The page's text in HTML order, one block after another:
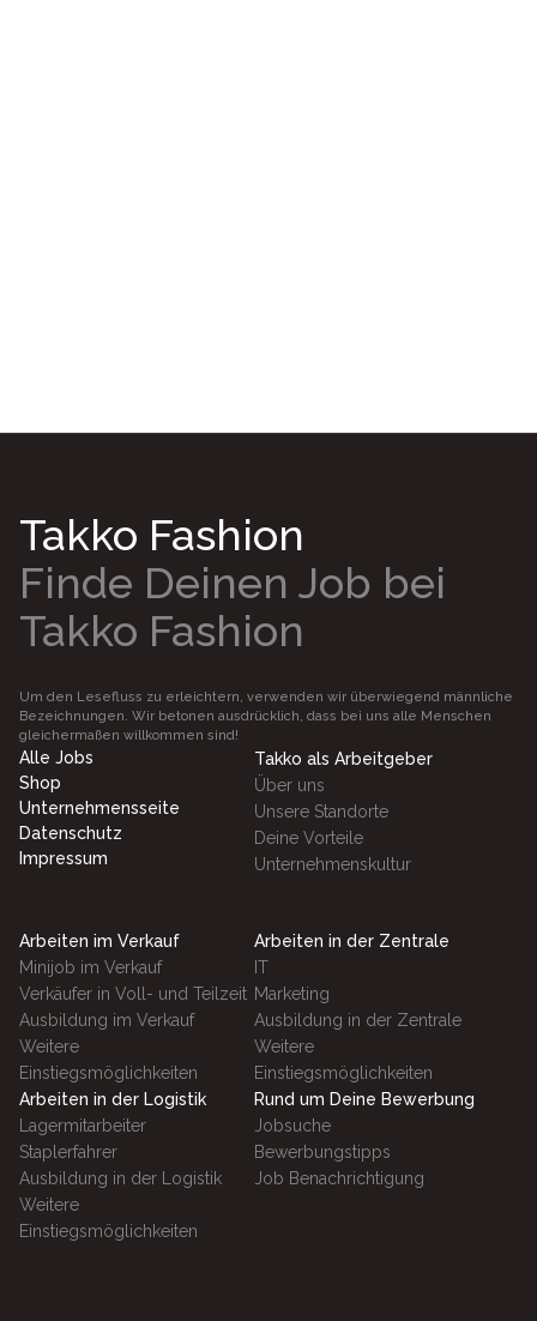
Takko Fashion
Finde Deinen Job bei
Takko Fashion
Um den Lesefluss zu erleichtern, verwenden wir überwiegend männliche
Bezeichnungen. Wir betonen ausdrücklich, dass bei uns alle Menschen
gleichermaßen willkommen sind!
Alle Jobs
Shop
Unternehmensseite
Datenschutz
Impressum
Takko als Arbeitgeber
Über uns
Unsere Standorte
Deine Vorteile
Unternehmenskultur
Arbeiten im Verkauf
Minijob im Verkauf
Verkäufer in Voll- und Teilzeit
Ausbildung im Verkauf
Weitere
Einstiegsmöglichkeiten
Arbeiten in der Zentrale
IT
Marketing
Ausbildung in der Zentrale
Weitere
Einstiegsmöglichkeiten
Arbeiten in der Logistik
Lagermitarbeiter
Staplerfahrer
Ausbildung in der Logistik
Weitere
Einstiegsmöglichkeiten
Rund um Deine Bewerbung
Jobsuche
Bewerbungstipps
Job Benachrichtigung